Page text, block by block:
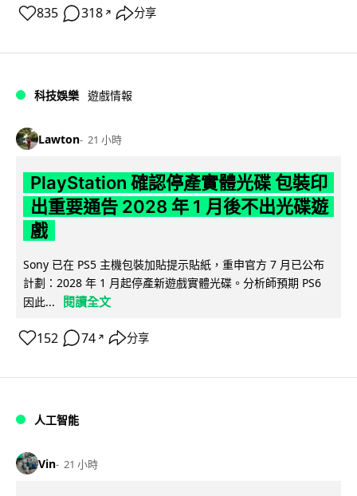
835 318 ↗ 分享
科技娛樂 遊戲情報
Lawton 21 小時
PlayStation 確認停產實體光碟 包裝印
出重要通告 2028 年 1 月後不出光碟遊
戲
Sony 已在 PS5 主機包裝加貼提示貼紙，重申官方 7 月已公布
計劃：2028 年 1 月起停產新遊戲實體光碟。分析師預期 PS6
因此...
閱讀全文
152 74 ↗ 分享
人工智能
Vin 21 小時